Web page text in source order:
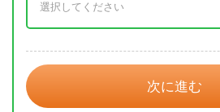
次に進む